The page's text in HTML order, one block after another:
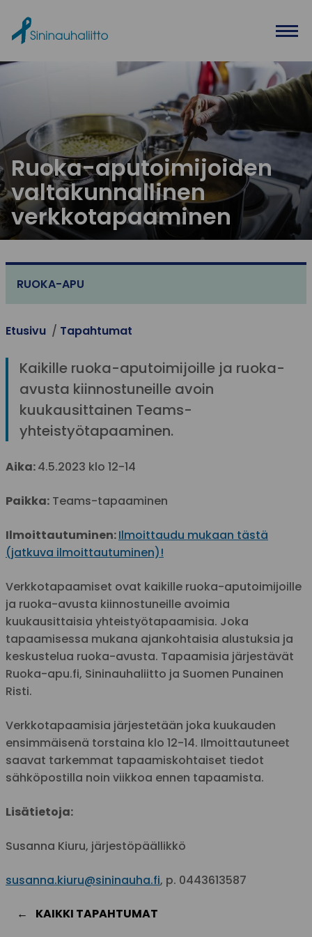
Ruoka-aputoimijoiden
valtakunnallinen
verkkotapaaminen
RUOKA-APU
Etusivu Tapahtumat
Kaikille ruoka-aputoimijoille ja ruoka-
avusta kiinnostuneille avoin
kuukausittainen Teams-
yhteistyötapaaminen.
Aika:4.5.2023 klo 12-14
Paikka: Teams-tapaaminen
Ilmoittautuminen:Ilmoittaudu mukaan tästä
(jatkuva ilmoittautuminen)!
Verkkotapaamiset ovat kaikille ruoka-aputoimijoille
ja ruoka-avusta kiinnostuneille avoimia
kuukausittaisia yhteistyötapaamisia. Joka
tapaamisessa mukana ajankohtaisia alustuksia ja
keskustelua ruoka-avusta. Tapaamisia järjestävät
Ruoka-apu.fi, Sininauhaliitto ja Suomen Punainen
Risti.
Verkkotapaamisia järjestetään joka kuukauden
ensimmäisenä torstaina klo 12-14. Ilmoittautuneet
saavat tarkemmat tapaamiskohtaiset tiedot
sähköpostilla noin viikkoa ennen tapaamista.
Lisätietoja:
Susanna Kiuru, järjestöpäällikkö
susanna.kiuru@sininauha.fi, p. 0443613587
KAIKKI TAPAHTUMAT